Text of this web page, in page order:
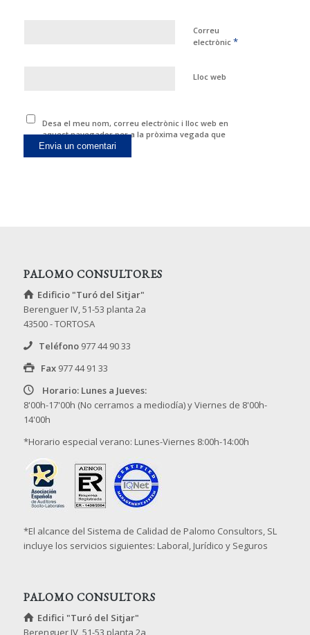
Correu
electrònic *
Lloc web
Desa el meu nom, correu electrònic i lloc web en
aquest navegador per a la pròxima vegada que
comenti.
PALOMO CONSULTORES
Edificio "Turó del Sitjar"
Berenguer IV, 51-53 planta 2a
43500 - TORTOSA
Teléfono 977 44 90 33
Fax 977 44 91 33
Horario: Lunes a Jueves:
8'00h-17'00h (No cerramos a mediodía) y Viernes de 8'00h-
14'00h
*Horario especial verano: Lunes-Viernes 8:00h-14:00h
*El alcance del Sistema de Calidad de Palomo Consultors, SL
incluye los servicios siguientes: Laboral, Jurídico y Seguros
PALOMO CONSULTORS
Edifici "Turó del Sitjar"
Berenguer IV, 51-53 planta 2a